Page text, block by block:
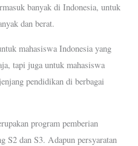
banyak di Indonesia, untuk
dan berat.
mahasiswa Indonesia yang
tapi juga untuk mahasiswa
pendidikan di berbagai
program pemberian
S2 dan S3. Adapun persyaratan